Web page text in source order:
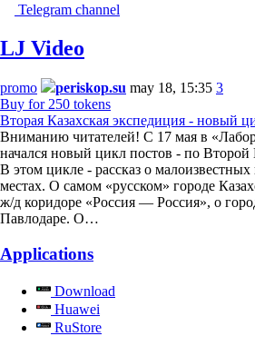
Telegram channel
LJ Video
promo periskop.su may 18, 15:35 3
Buy for 250 tokens
Вторая Казахская экспедиция - новый
Вниманию читателей! С 17 мая в
начался новый цикл постов - по Второй
В этом цикле - рассказ о
местах. О самом «русском» городе
ж/д коридоре «Россия — Россия», о
Павлодаре. О…
Applications
Download
Huawei
RuStore